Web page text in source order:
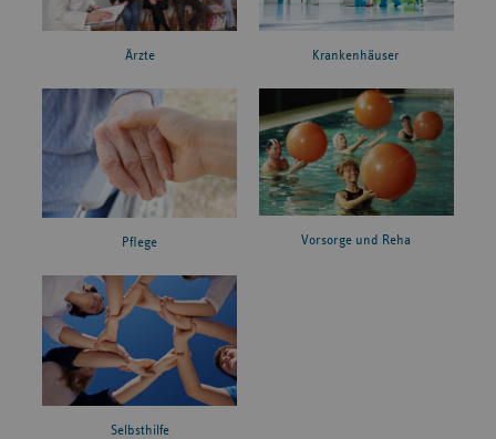
Ärzte Krankenhäuser
Pflege Vorsorge und Reha
Selbsthilfe